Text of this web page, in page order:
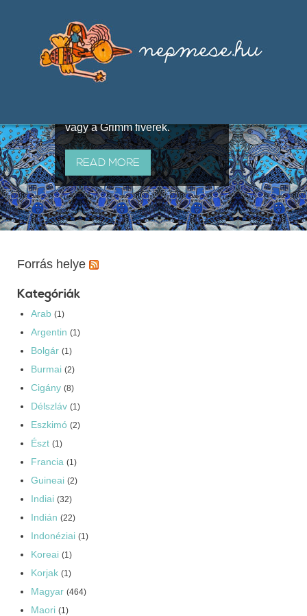
útján terjedő elbeszélésekből,
melyeket olyan ismert gyűjtők
állítottak össze, mint Benedek
vagy a Grimm fivérek.
READ MORE
Forrás helye
Kategóriák
Arab (1)
Argentin (1)
Bolgár (1)
Burmai (2)
Cigány (8)
Délszláv (1)
Eszkimó (2)
Észt (1)
Francia (1)
Guineai (2)
Indiai (32)
Indián (22)
Indonéziai (1)
Koreai (1)
Korjak (1)
Magyar (464)
Maori (1)